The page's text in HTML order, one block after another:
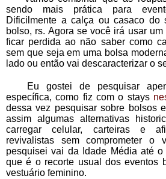
sendo mais prática para
Dificilmente a calça ou casaco do
bolso, rs. Agora se você irá usar
ficar perdida ao não saber como
sem que seja em uma bolsa
lado ou então vai descaracterizar o
específica, como fiz com o stays
dessa vez pesquisar sobre bolsos
assim algumas alternativas
carregar celular, carteiras e
revivalistas sem comprometer o
pesquisei vai da Idade Média até
que é o recorte usual dos eventos
vestuário feminino.